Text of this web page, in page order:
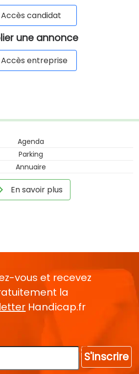
Accès candidat
une annonce
Accès entreprise
Agenda
Parking
Annuaire
En savoir plus
vous et recevez
la
Handicap.fr
S'inscrire